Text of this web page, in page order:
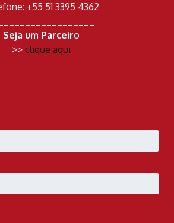
+55 51 3395 4362
Seja um Parceiro
>> clique aqui